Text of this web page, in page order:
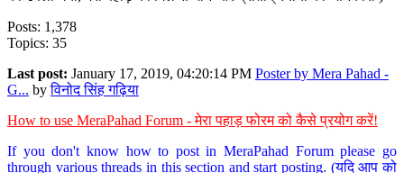
Posts: 1,378
Topics: 35
Last post: January 17, 2019, 04:20:14 PM Poster by Mera Pahad -
G... byविनोद सिंह गढ़िया
How to use MeraPahad Forum - मेरा पहाड़ फोरम को कैसे प्रयोग करें!
If you don't know how to post in MeraPahad Forum please go
through various threads in this section and start posting. (यदि आप को